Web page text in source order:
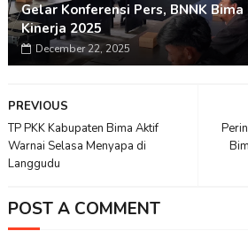
Gelar Konferensi Pers, BNNK
Kinerja 2025
December 22, 2025
PREVIOUS
TP PKK Kabupaten Bima Aktif
Warnai Selasa Menyapa di
Langgudu
POST A COMMENT